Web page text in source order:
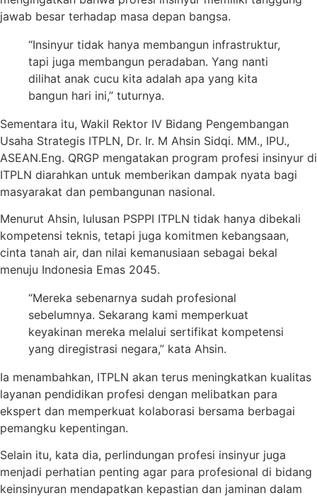
jawab besar terhadap masa depan bangsa.
“Insinyur tidak hanya membangun infrastruktur,
tapi juga membangun peradaban. Yang nanti
dilihat anak cucu kita adalah apa yang kita
bangun hari ini,” tuturnya.
Sementara itu, Wakil Rektor IV Bidang Pengembangan
Usaha Strategis ITPLN, Dr. Ir. M Ahsin Sidqi. MM., IPU.,
ASEAN.Eng. QRGP mengatakan program profesi insinyur di
ITPLN diarahkan untuk memberikan dampak nyata bagi
masyarakat dan pembangunan nasional.
Menurut Ahsin, lulusan PSPPI ITPLN tidak hanya dibekali
kompetensi teknis, tetapi juga komitmen kebangsaan,
cinta tanah air, dan nilai kemanusiaan sebagai bekal
menuju Indonesia Emas 2045.
“Mereka sebenarnya sudah profesional
sebelumnya. Sekarang kami memperkuat
keyakinan mereka melalui sertifikat kompetensi
yang diregistrasi negara,” kata Ahsin.
Ia menambahkan, ITPLN akan terus meningkatkan kualitas
layanan pendidikan profesi dengan melibatkan para
ekspert dan memperkuat kolaborasi bersama berbagai
pemangku kepentingan.
Selain itu, kata dia, perlindungan profesi insinyur juga
menjadi perhatian penting agar para profesional di bidang
keinsinyuran mendapatkan kepastian dan jaminan dalam